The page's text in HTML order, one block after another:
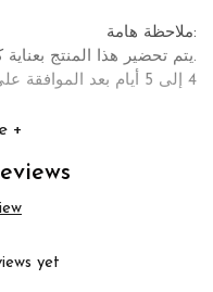
:ملاحظة هامة
.يتم تحضير هذا المنتج
4 إلى 5 أيام بعد الموافقة على تصميم القمة لتحضيره وتسليمه
yet.